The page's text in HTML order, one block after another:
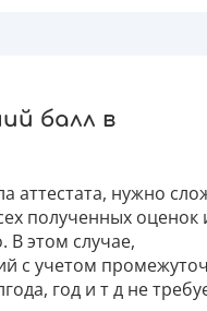
балл в
аттестата, нужно
полученных оценок
В этом случае,
с учетом
год и т д не